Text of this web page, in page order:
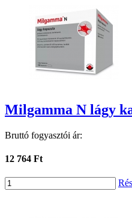
Milgamma N lágy
Bruttó fogyasztói ár:
12 764 Ft